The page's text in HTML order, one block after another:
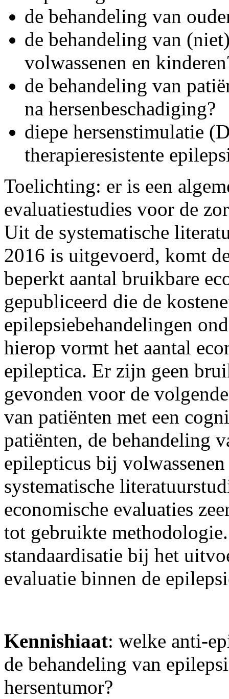
de behandeling van
de behandeling van
volwassenen en
de behandeling van
na hersenbeschadiging?
diepe hersenstimulatie
therapieresistente
Toelichting: er is een
evaluatiestudies voor de
Uit de systematische
2016 is uitgevoerd, komt
beperkt aantal bruikbare
gepubliceerd die de
epilepsiebehandelingen
hierop vormt het aantal
epileptica. Er zijn geen
gevonden voor de
van patiënten met een
patiënten, de behandeling
epilepticus bij
systematische
economische evaluaties
tot gebruikte
standaardisatie bij het
evaluatie binnen de
Kennishiaat: welke anti-
de behandeling van
hersentumor?